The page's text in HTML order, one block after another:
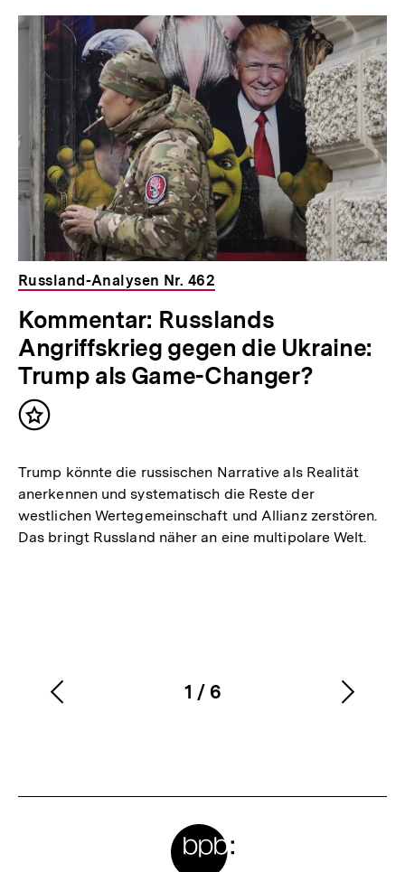
Inhaltskarousell
weitere
Inhalte
Inhaltskarussell
überspringen
Russland-Analysen Nr. 462
Kommentar: Russlands
Angriffskrieg gegen die Ukraine:
Trump als Game-Changer?
Inhalt
Trump könnte die russischen Narrative als Realität
anerkennen und systematisch die Reste der
westlichen Wertegemeinschaft und Allianz zerstören.
Das bringt Russland näher an eine multipolare Welt.
Karussellinhalt
1
von
/ 6
Vorherigen